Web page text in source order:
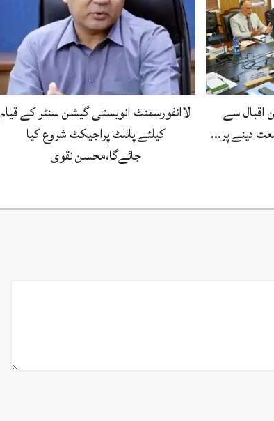
سے
دینے پر…
لاانفورسمنٹ انویسٹی گیشن سنٹر کے قیام
کیلئے پائلٹ پراجیکٹ شروع کیا
جائےگا،محسن نقوی